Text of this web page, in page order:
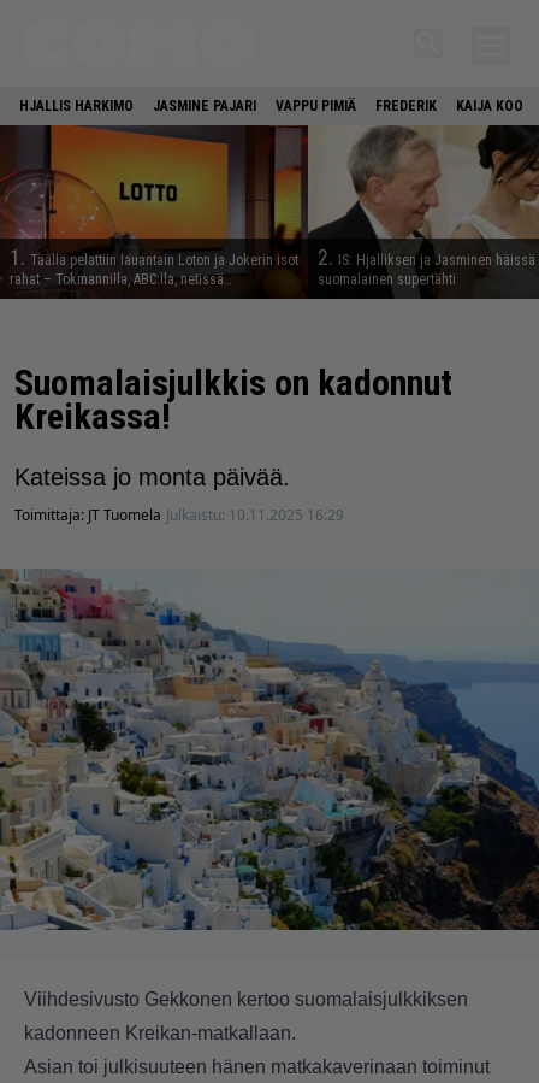
HJALLIS HARKIMO JASMINE PAJARI VAPPU PIMIÄ FREDERIK KAIJA KOO
1. Täällä pelattiin lauantain Loton ja Jokerin isot
rahat – Tokmannilla, ABC:lla, netissä…
2.
IS: Hjalliksen ja Jasminen häissä
suomalainen supertähti
Suomalaisjulkkis on kadonnut
Kreikassa!
Kateissa jo monta päivää.
Toimittaja: JT Tuomela Julkaistu: 10.11.2025 16:29
Viihdesivusto Gekkonen kertoo suomalaisjulkkiksen
kadonneen Kreikan-matkallaan.
Asian toi julkisuuteen hänen matkakaverinaan toiminut